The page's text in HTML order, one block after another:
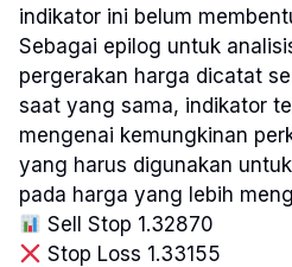
indikator ini belum
Sebagai epilog untuk
pergerakan harga dicatat
saat yang sama, indikator
mengenai kemungkinan
yang harus digunakan
pada harga yang lebih
Sell Stop 1.32870
Stop Loss 1.33155